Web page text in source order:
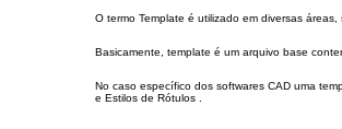
O termo Template é utilizado em diversas
Basicamente, template é um arquivo base
No caso específico dos softwares CAD uma
e Estilos de Rótulos .